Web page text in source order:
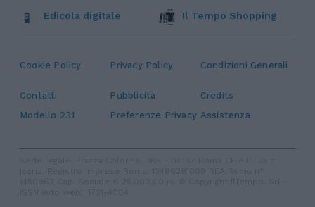
Cookie Policy Privacy Policy Condizioni Generali
Contatti Pubblicità
Credits
Modello 231
Preferenze Privacy Assistenza
Edicola digitale Il Tempo Shopping